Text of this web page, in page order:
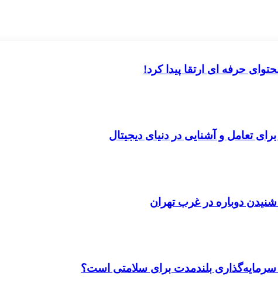
حرفه ای ارتقا پیدا کرد!
تعامل و آشنایی در دنیای دیجیتال
دوباره در غرب تهران
سرمایه‌گذاری بلندمدت برای سلامتی است؟